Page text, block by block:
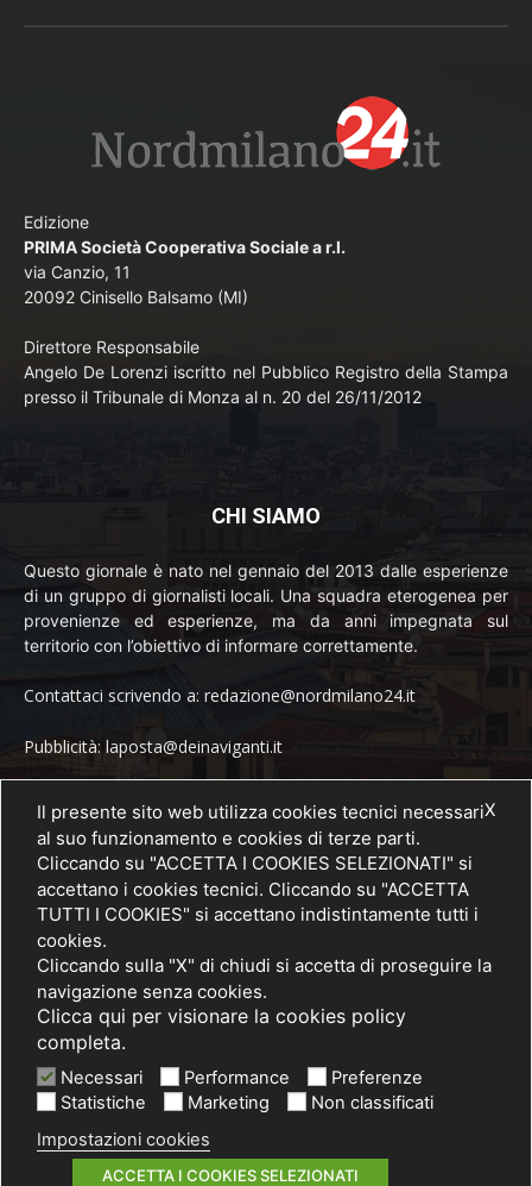
Edizione
PRIMA Società Cooperativa Sociale a r.l.
via Canzio, 11
20092 Cinisello Balsamo (MI)
Direttore Responsabile
Angelo De Lorenzi iscritto nel Pubblico Registro della Stampa
presso il Tribunale di Monza al n. 20 del 26/11/2012
CHI SIAMO
Questo giornale è nato nel gennaio del 2013 dalle esperienze
di un gruppo di giornalisti locali. Una squadra eterogenea per
provenienze ed esperienze, ma da anni impegnata sul
territorio con l’obiettivo di informare correttamente.
Contattaci scrivendo a: redazione@nordmilano24.it
Pubblicità: laposta@deinaviganti.it
SEGUICI
© 2021 PRIMA Società Cooperativa Sociale a r.l. - P. IVA / C.F.
03075750962
X
Il presente sito web utilizza cookies tecnici necessari
al suo funzionamento e cookies di terze parti.
Cliccando su "ACCETTA I COOKIES SELEZIONATI" si
accettano i cookies tecnici. Cliccando su "ACCETTA
TUTTI I COOKIES" si accettano indistintamente tutti i
cookies.
Cliccando sulla "X" di chiudi si accetta di proseguire la
navigazione senza cookies.
Clicca qui per visionare la cookies policy
completa.
Necessari Performance
Preferenze
Statistiche
Marketing
Non classificati
Impostazioni cookies
ACCETTA I COOKIES SELEZIONATI